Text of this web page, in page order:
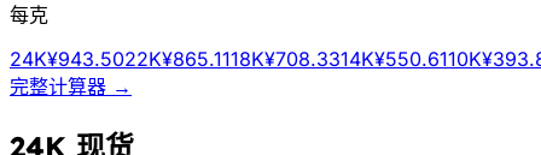
每克
24K¥943.5022K¥865.1118K¥708.3314K¥550.6110K
完整计算器 →
24K 现货